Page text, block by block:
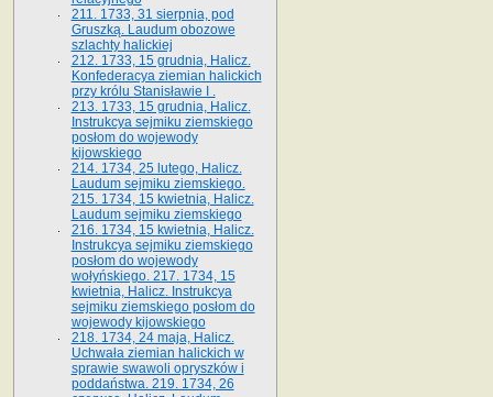
211. 1733, 31 sierpnia, pod
Gruszką. Laudum obozowe
szlachty halickiej
212. 1733, 15 grudnia, Halicz.
Konfederacya ziemian halickich
przy królu Stanisławie I .
213. 1733, 15 grudnia, Halicz.
Instrukcya sejmiku ziemskiego
posłom do wojewody
kijowskiego
214. 1734, 25 lutego, Halicz.
Laudum sejmiku ziemskiego.
215. 1734, 15 kwietnia, Halicz.
Laudum sejmiku ziemskiego
216. 1734, 15 kwietnia, Halicz.
Instrukcya sejmiku ziemskiego
posłom do wojewody
wołyńskiego. 217. 1734, 15
kwietnia, Halicz. Instrukcya
sejmiku ziemskiego posłom do
wojewody kijowskiego
218. 1734, 24 maja, Halicz.
Uchwała ziemian halickich w
sprawie swawoli opryszków i
poddaństwa. 219. 1734, 26